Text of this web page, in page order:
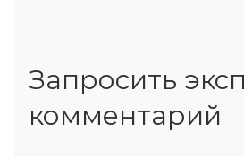
Запросить
комментарий